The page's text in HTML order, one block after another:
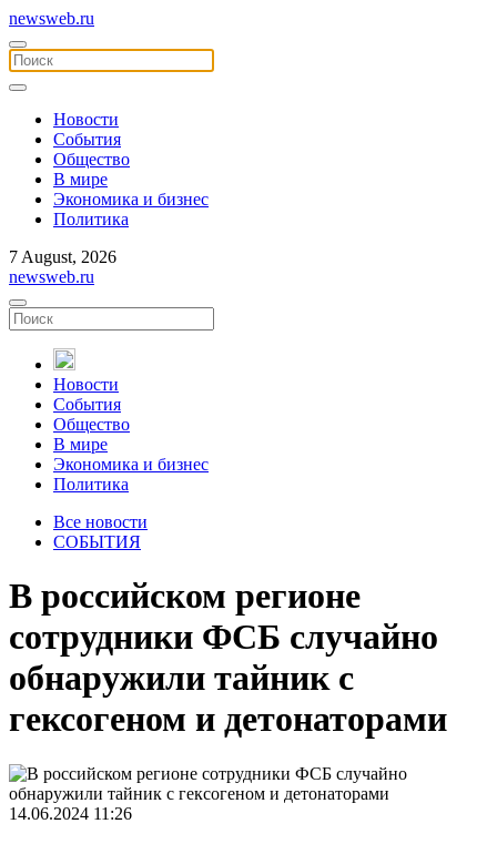
newsweb.ru
Новости
События
Общество
В мире
Экономика и бизнес
Политика
7 August, 2026
newsweb.ru
Новости
События
Общество
В мире
Экономика и бизнес
Политика
Все новости
СОБЫТИЯ
В российском регионе
сотрудники ФСБ случайно
обнаружили тайник с
гексогеном и детонаторами
14.06.2024 11:26